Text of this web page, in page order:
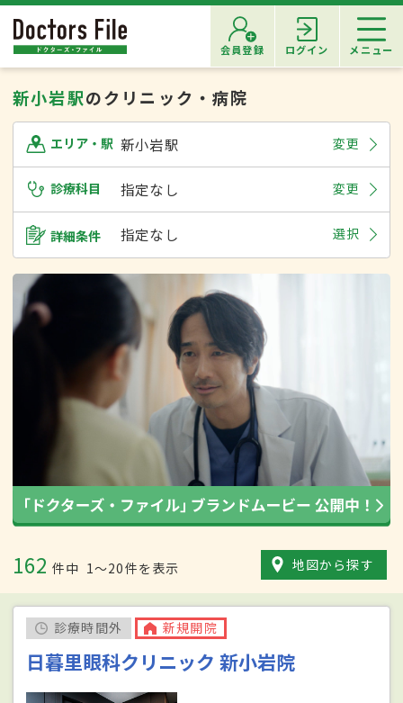
会員登録 ログイン メニュー
新小岩駅のクリニック・病院
エリア・駅 新小岩駅 変更
診療科目 指定なし 変更
詳細条件 指定なし 選択
162 件中 1〜20件を表示 地図から探す
診療時間外 新規開院
日暮里眼科クリニック 新小岩院